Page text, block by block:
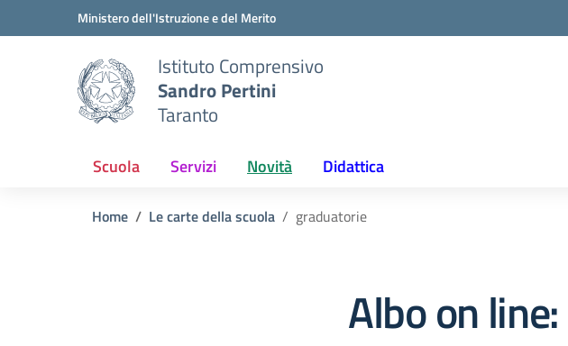
Vai ai contenuti
Vai al menu di navigazioneMinistero dell'Istruzione e del Merito
Istituto Comprensivo
Sandro Pertini
Taranto
Scuola Servizi Novità Didattica
Home Le carte della scuola graduatorie
Albo on line: